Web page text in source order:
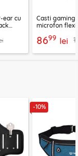
ear cu
Casti gaming
microfon
8699 lei
-10%